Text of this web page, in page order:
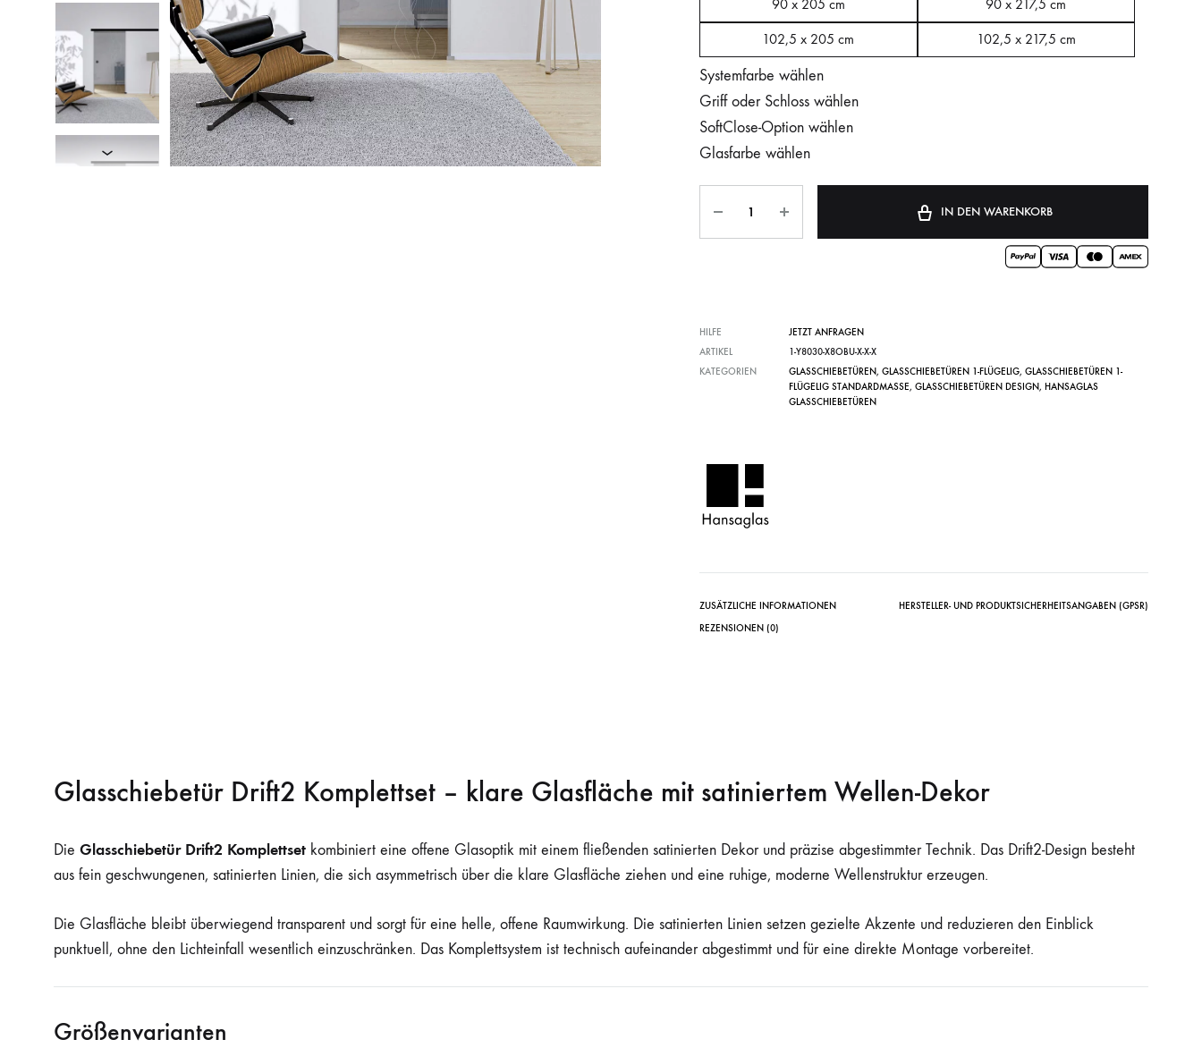
90 x 205 cm 90 x 217,5 cm
102,5 x 205 cm 102,5 x 217,5 cm
Systemfarbe wählen
Griff oder Schloss wählen
SoftClose-Option wählen
Glasfarbe wählen
IN DEN WARENKORB
HILFE
JETZT ANFRAGEN
ARTIKEL
1-Y8030-X8OBU-X-X-X
KATEGORIEN
GLASSCHIEBETÜREN, GLASSCHIEBETÜREN 1-FLÜGELIG, GLASSCHIEBETÜREN 1-
FLÜGELIG STANDARDMASSE , GLASSCHIEBETÜREN DESIGN, HANSAGLAS
GLASSCHIEBETÜREN
ZUSÄTZLICHE INFORMATIONEN
HERSTELLER- UND PRODUKTSICHERHEITSANGABEN (GPSR)
REZENSIONEN (0)
Glasschiebetür Drift2 Komplettset – klare Glasfläche mit satiniertem Wellen-Dekor
Die Glasschiebetür Drift2 Komplettset kombiniert eine offene Glasoptik mit einem fließenden satinierten Dekor und präzise abgestimmter Technik. Das Drift2-Design besteht
aus fein geschwungenen, satinierten Linien, die sich asymmetrisch über die klare Glasfläche ziehen und eine ruhige, moderne Wellenstruktur erzeugen.
Die Glasfläche bleibt überwiegend transparent und sorgt für eine helle, offene Raumwirkung. Die satinierten Linien setzen gezielte Akzente und reduzieren den Einblick
punktuell, ohne den Lichteinfall wesentlich einzuschränken. Das Komplettsystem ist technisch aufeinander abgestimmt und für eine direkte Montage vorbereitet.
Größenvarianten